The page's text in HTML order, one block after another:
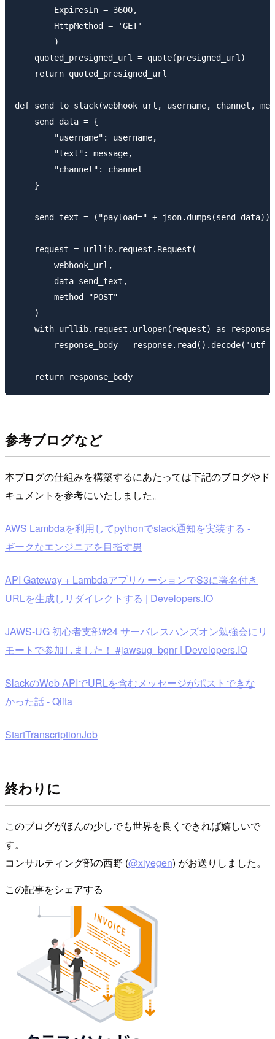
        ExpiresIn = 3600,
        HttpMethod = 'GET'
        )
    quoted_presigned_url = quote(presigned_url)
    return quoted_presigned_url
def send_to_slack(webhook_url, username, channel,
    send_data = {
        "username": username,
        "text": message,
        "channel": channel
    }
send_text = ("payload=" +
    request = urllib.request.Request(
        webhook_url,
        data=send_text,
        method="POST"
    )
    with urllib.request.urlopen(request) as response:
response_body = response.read().decode('utf-
参考ブログなど
本ブログの仕組みを構築するにあたっては下記のブログやド
キュメントを参考にいたしました。
AWS Lambdaを利用してpythonでslack通知を実装する -
ギークなエンジニアを目指す男
API Gateway + LambdaアプリケーションでS3に署名付き
URLを生成しリダイレクトする | Developers.IO
JAWS-UG 初心者支部#24 サーバレスハンズオン勉強会にリ
モートで参加しました！ #jawsug_bgnr | Developers.IO
SlackのWeb APIでURLを含むメッセージがポストできな
かった話 - Qiita
StartTranscriptionJob
終わりに
このブログがほんの少しでも世界を良くできれば嬉しいで
す。
コンサルティング部の西野 (@xiyegen) がお送りしました。
この記事をシェアする